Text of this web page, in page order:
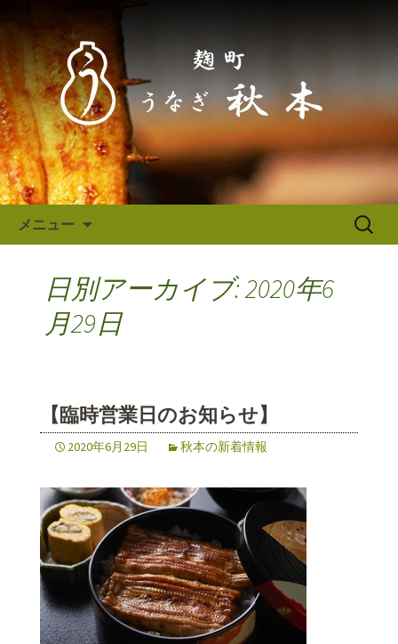
東京（麹町／半蔵門） うなぎ
秋本からのお知らせ
東京（麹町／半蔵門） うなぎ秋本か
らのお知らせ
メニュー
検
日別アーカイブ: 2020年6
月29日
【臨時営業日のお知らせ】
2020年6月29日 秋本の新着情報